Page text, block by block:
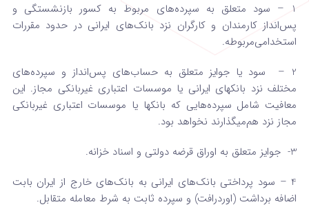
1 – سود متعلق به سپرده‌های مربوط به کسور بازنشستگی و
پس‌انداز کارمندان و کارگران نزد بانک‌های ایرانی در حدود مقررات
استخدامی‌مربوطه.
2 – سود یا جوایز متعلق به حساب‌های پس‌انداز و سپرده‌های
مختلف نزد بانکهای ایرانی یا موسسات اعتباری غیربانکی مجاز. این
معافیت شامل سپرده‌هایی که بانکها یا موسسات اعتباری غیربانکی
مجاز نزد هم‌می­گذارند نخواهد بود.
3- جوایز متعلق به اوراق قرضه دولتی و اسناد خزانه.
4 – سود پرداختی بانک‌های ایرانی به بانک‌های خارج از ایران بابت
اضافه برداشت (‌اوردرافت) و سپرده ثابت به شرط معامله متقابل.